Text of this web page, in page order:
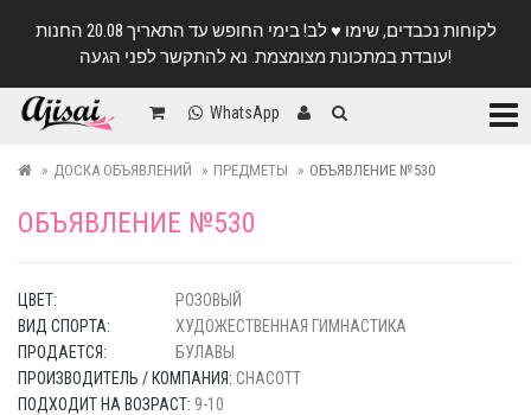
לקוחות נכבדים, שימו ♥️ לב! בימי החופש עד התאריך 20.08 החנות
עובדת במתכונת מצומצמת. נא להתקשר לפני הגעה!
WhatsApp
ДОСКА ОБЪЯВЛЕНИЙ ПРЕДМЕТЫ ОБЪЯВЛЕНИЕ №530
ОБЪЯВЛЕНИЕ №530
ЦВЕТ:
РОЗОВЫЙ
ВИД СПОРТА:
ХУДОЖЕСТВЕННАЯ ГИМНАСТИКА
ПРОДАЕТСЯ:
БУЛАВЫ
ПРОИЗВОДИТЕЛЬ / КОМПАНИЯ: CHACOTT
ПОДХОДИТ НА ВОЗРАСТ: 9-10